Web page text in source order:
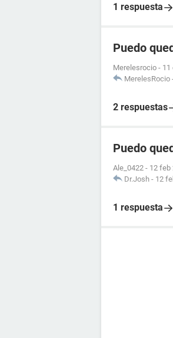
1 respuesta
Puedo
Merelesrocio - 11
MerelesRocio
2 respuestas
Puedo
Ale_0422 - 12 feb
Dr.Josh - 12
1 respuesta